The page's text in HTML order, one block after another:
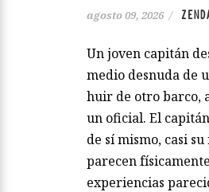
agosto 09, 2026 /
Un joven capitán
medio desnuda de
huir de otro barco,
un oficial. El
de sí mismo, casi
parecen
experiencias